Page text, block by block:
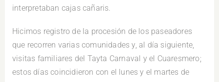
interpretaban cajas cañaris.
Hicimos registro de la procesión de los paseadores
que recorren varias comunidades y, al día siguiente,
visitas familiares del Tayta Carnaval y el Cuaresmero;
estos días coincidieron con el lunes y el martes de